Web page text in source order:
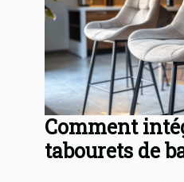
Comment
tabourets de